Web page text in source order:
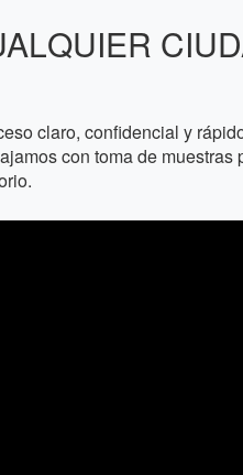
claro, confidencial y
con toma de muestras